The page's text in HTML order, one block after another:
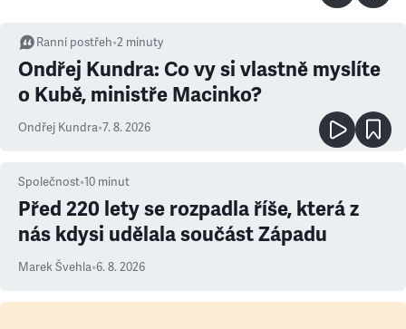
Ranní postřeh•2 minuty
Ondřej Kundra: Co vy si vlastně myslíte
o Kubě, ministře Macinko?
Ondřej Kundra•7. 8. 2026
Společnost•10 minut
Před 220 lety se rozpadla říše, která z
nás kdysi udělala součást Západu
Marek Švehla•6. 8. 2026